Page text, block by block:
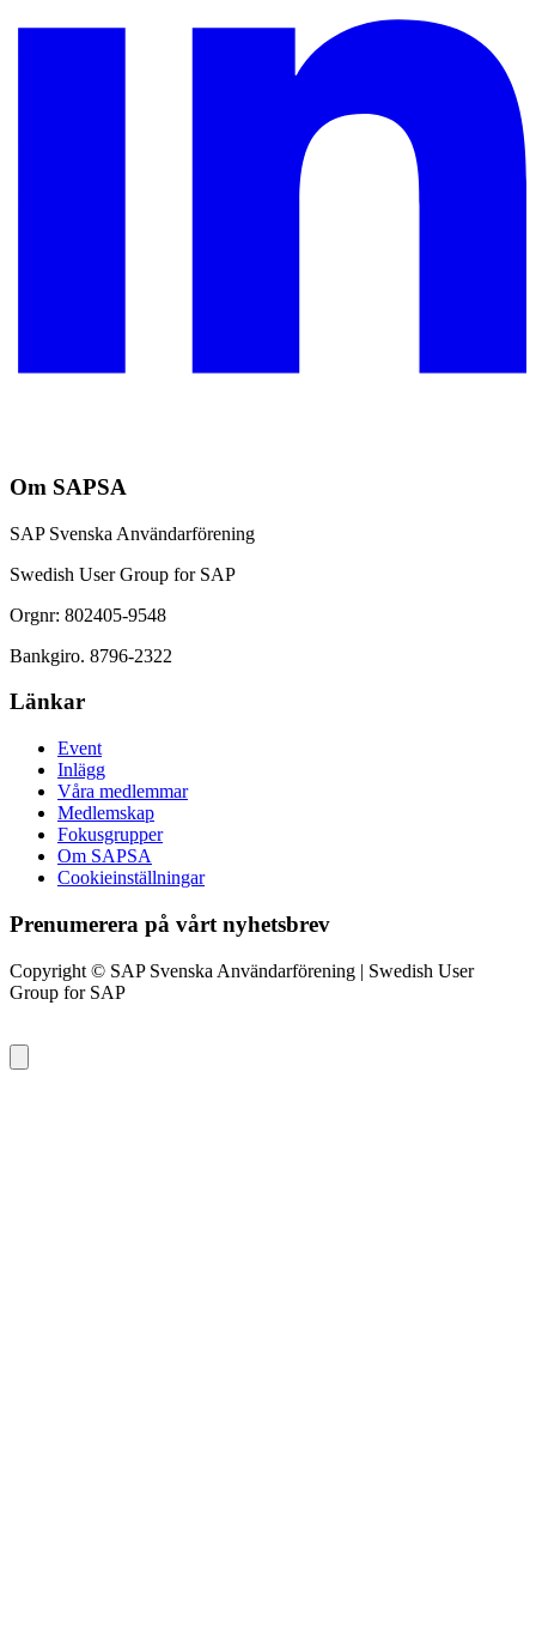
Om SAPSA
SAP Svenska Användarförening
Swedish User Group for SAP
Orgnr: 802405-9548
Bankgiro. 8796-2322
Länkar
Event
Inlägg
Våra medlemmar
Medlemskap
Fokusgrupper
Om SAPSA
Cookieinställningar
Prenumerera på vårt nyhetsbrev
Copyright © SAP Svenska Användarförening | Swedish User
Group for SAP